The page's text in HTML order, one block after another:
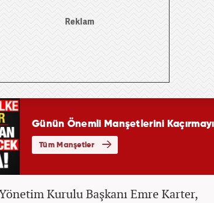
Kurulu Başkanı Emre Karter,